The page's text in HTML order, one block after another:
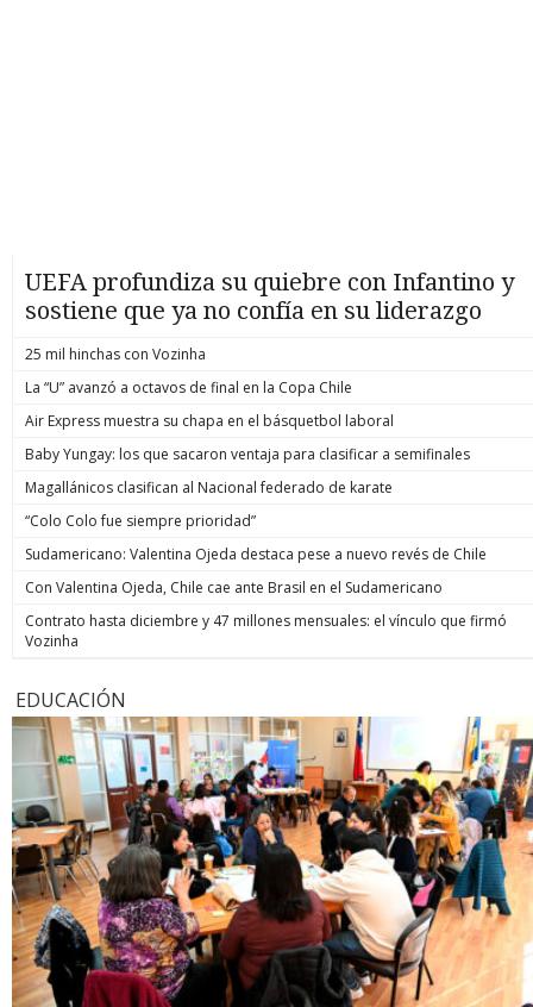
UEFA profundiza su quiebre con Infantino y
sostiene que ya no confía en su liderazgo
25 mil hinchas con Vozinha
La “U” avanzó a octavos de final en la Copa Chile
Air Express muestra su chapa en el básquetbol laboral
Baby Yungay: los que sacaron ventaja para clasificar a semifinales
Magallánicos clasifican al Nacional federado de karate
“Colo Colo fue siempre prioridad”
Sudamericano: Valentina Ojeda destaca pese a nuevo revés de Chile
Con Valentina Ojeda, Chile cae ante Brasil en el Sudamericano
Contrato hasta diciembre y 47 millones mensuales: el vínculo que firmó
Vozinha
EDUCACIÓN